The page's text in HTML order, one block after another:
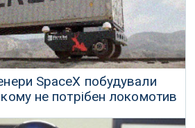
SpaceX побудували
не потрібен локомотив
батарей та автономії можуть розширити